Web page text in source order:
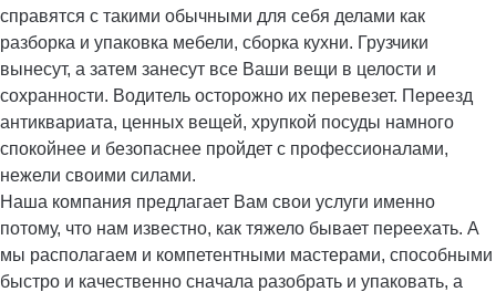
справятся с такими обычными для себя делами как
разборка и упаковка мебели, сборка кухни. Грузчики
вынесут, а затем занесут все Ваши вещи в целости и
сохранности. Водитель осторожно их перевезет. Переезд
антиквариата, ценных вещей, хрупкой посуды намного
спокойнее и безопаснее пройдет с профессионалами,
нежели своими силами.
Наша компания предлагает Вам свои услуги именно
потому, что нам известно, как тяжело бывает переехать. А
мы располагаем и компетентными мастерами, способными
быстро и качественно сначала разобрать и упаковать, а